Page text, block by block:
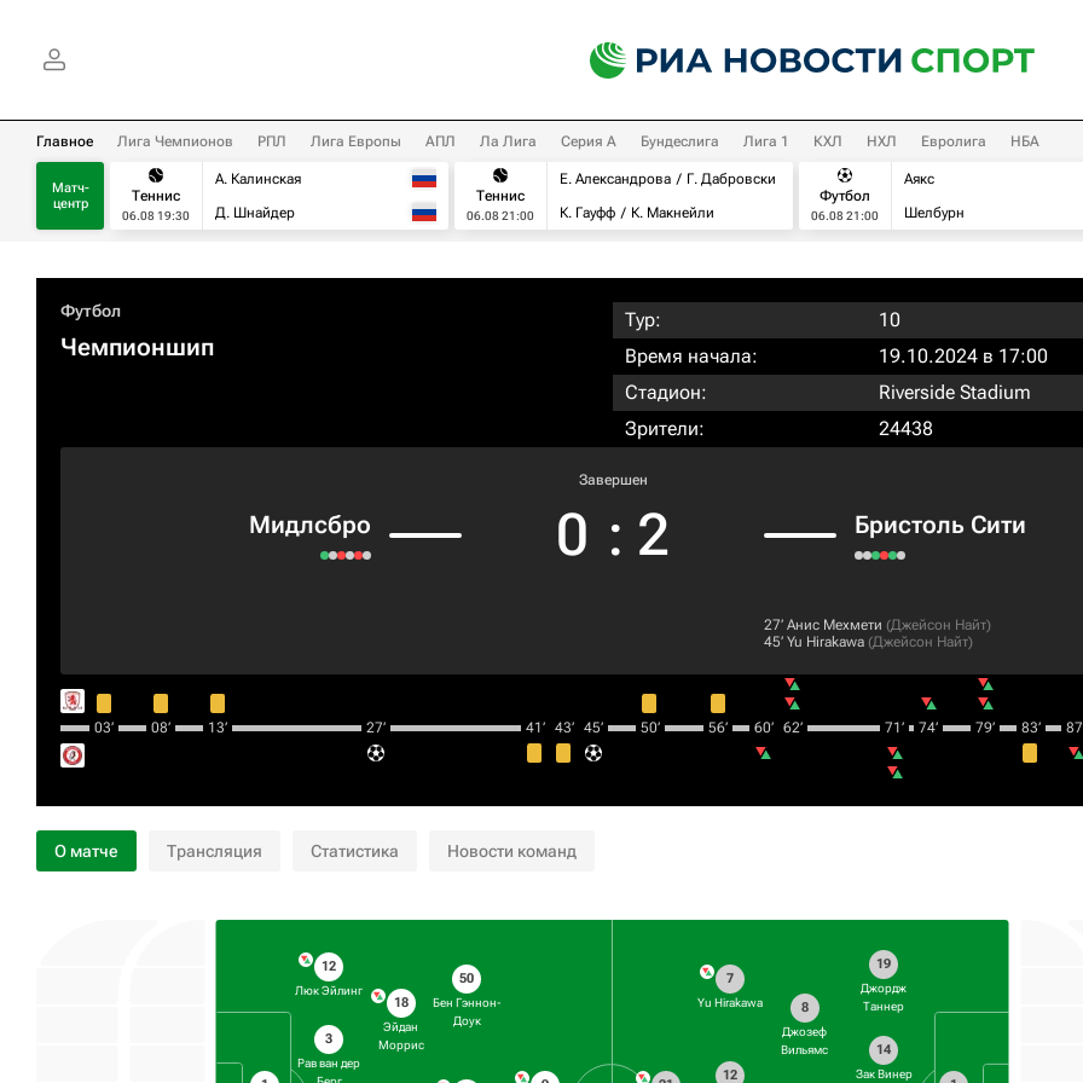
Главное Лига Чемпионов РПЛ Лига Европы АПЛ Ла Лига Серия А Бундеслига Лига 1 КХЛ НХЛ Евролига НБА
Матч-
центр
Теннис
06.08 19:30
А. Калинская
Д. Шнайдер
Теннис
06.08 21:00
Е. Александрова
Г. Дабровски
К. Гауфф
К. Макнейли
Футбол
06.08 21:00
Аякс
Шелбурн
Футбол
Чемпионшип
Тур:
10
Время начала:
19.10.2024 в 17:00
Стадион:
Riverside Stadium
Зрители:
24438
Мидлсбро
Завершен
0 : 2 Бристоль Сити
27‎’‎ Анис Мехмети (Джейсон Найт)
45‎’‎ Yu Hirakawa (Джейсон Найт)
03‎’‎ 08‎’‎ 13‎’‎ 27‎’‎ 41‎’‎ 43‎’‎ 45‎’‎ 50‎’‎ 56‎’‎ 60‎’‎ 62‎’‎ 71‎’‎ 74‎’‎ 79‎’‎ 83‎’‎
О матче Трансляция Статистика Новости команд
12
Люк Эйлинг
3
Рав ван дер
18
Эйдан
Моррис
50
Бен Гэннон-
Доук
19
Джордж
Таннер
14
Зак Винер
8
Джозеф
Вильямс
7
Yu Hirakawa
12